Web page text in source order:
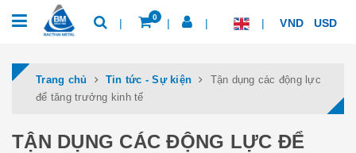
0 VND USD
Trang chủ Tin tức - Sự kiện
Tận dụng các động lực
để tăng trưởng kinh tế
TẬN DỤNG CÁC ĐỘNG LỰC ĐỂ